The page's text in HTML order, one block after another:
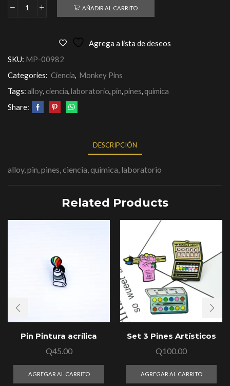
AÑADIR AL CARRITO
Agrega a lista de deseos
SKU: MP-00982
Categories: Ciencia, Monkey Pins
Tags:alloy, ciencia,laboratorio,pin,pines, quimica
Share:
DESCRIPCIÓN
alloy, pin, pines, ciencia, quimica, laboratorio
Related Products
Pin Pintura acrílica
Q45.00
AGREGAR AL CARRITO
Set 3 Pines Artísticos
Q100.00
AGREGAR AL CARRITO